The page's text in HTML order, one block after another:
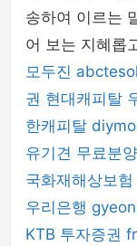
송하여 이르는
어 보는 지혜롭
모두진 abctesol
권 현대캐피탈
한캐피탈
유기견 무료분양
국화재해상보험
우리은행
KTB 투자증권